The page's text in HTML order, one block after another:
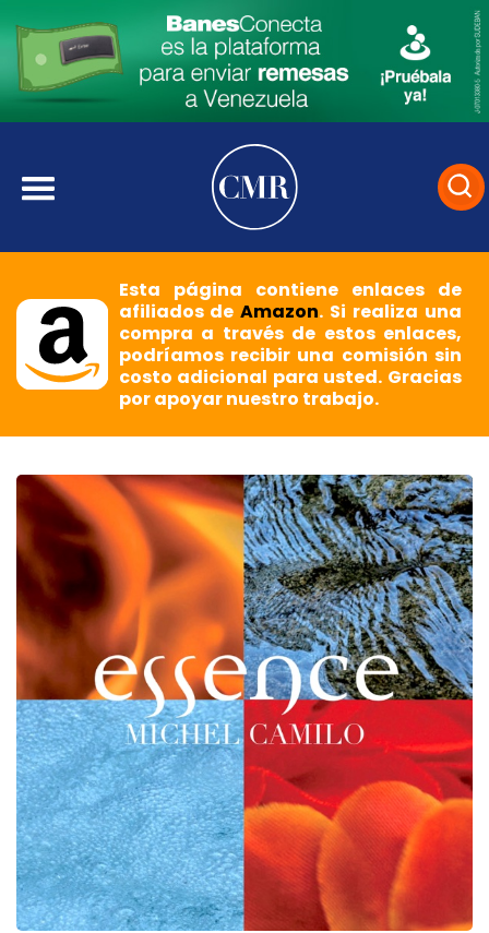
Esta página contiene enlaces de
afiliados deAmazon. Si realiza una
compra a través de estos enlaces,
podríamos recibir una comisión sin
costo adicional para usted. Gracias
por apoyar nuestro trabajo.